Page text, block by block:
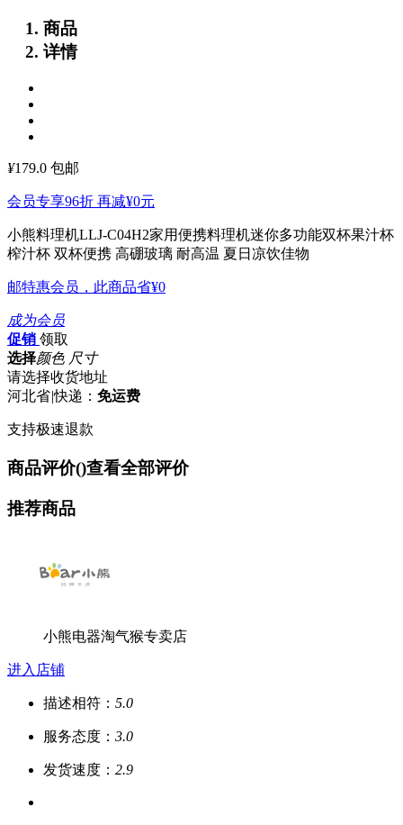
商品
详情
¥179.0 包邮
会员专享96折 再减¥0元
小熊料理机LLJ-C04H2家用便携料理机迷你多功能双杯果汁杯
榨汁杯 双杯便携 高硼玻璃 耐高温 夏日凉饮佳物
邮特惠会员，此商品省¥0
成为会员
促销 领取
选择颜色 尺寸
请选择收货地址
河北省|快递： 免运费
支持极速退款
商品评价()查看全部评价
推荐商品
小熊电器淘气猴专卖店
进入店铺
描述相符： 5.0
服务态度： 3.0
发货速度： 2.9